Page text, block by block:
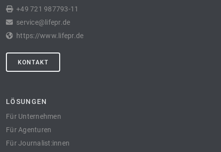
+49 721 987793-11
service@lifepr.de
https://www.lifepr.de
KONTAKT
LÖSUNGEN
Für Unternehmen
Für Agenturen
Für Journalist:innen